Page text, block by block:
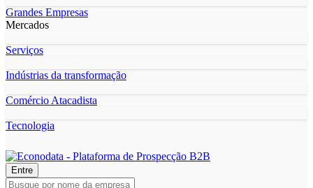
Grandes Empresas
Mercados
Serviços
Indústrias da transformação
Comércio Atacadista
Tecnologia
Entre